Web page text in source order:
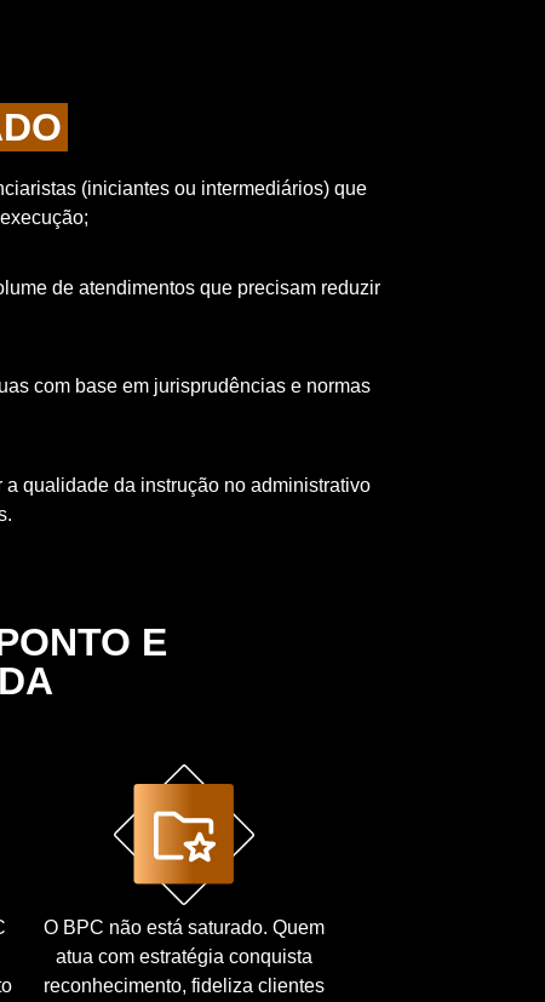
(iniciantes ou intermediários) que
de atendimentos que precisam reduzir
com base em jurisprudências e normas
a qualidade da instrução no administrativo
E
O BPC não está saturado. Quem
atua com estratégia conquista
reconhecimento, fideliza clientes